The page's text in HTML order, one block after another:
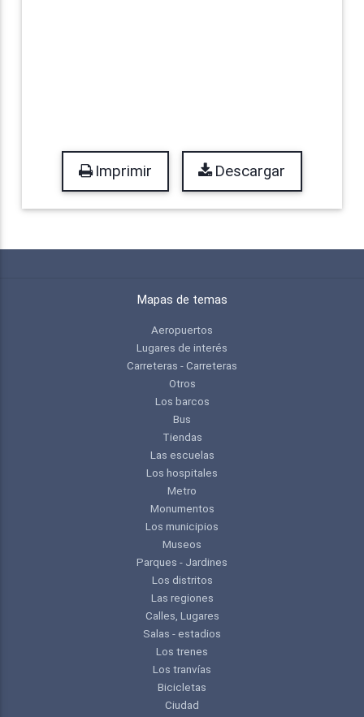
Imprimir Descargar
Mapas de temas
Aeropuertos
Lugares de interés
Carreteras - Carreteras
Otros
Los barcos
Bus
Tiendas
Las escuelas
Los hospitales
Metro
Monumentos
Los municipios
Museos
Parques - Jardines
Los distritos
Las regiones
Calles, Lugares
Salas - estadios
Los trenes
Los tranvías
Bicicletas
Ciudad